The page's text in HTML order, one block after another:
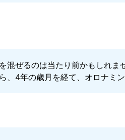
混ぜるのは当たり前かもしれま
、4年の歳月を経て、オロナミ